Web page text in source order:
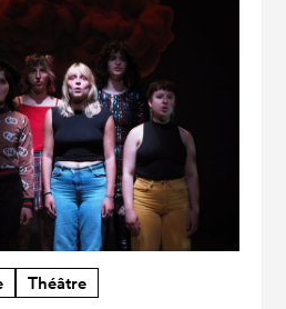
Théâtre